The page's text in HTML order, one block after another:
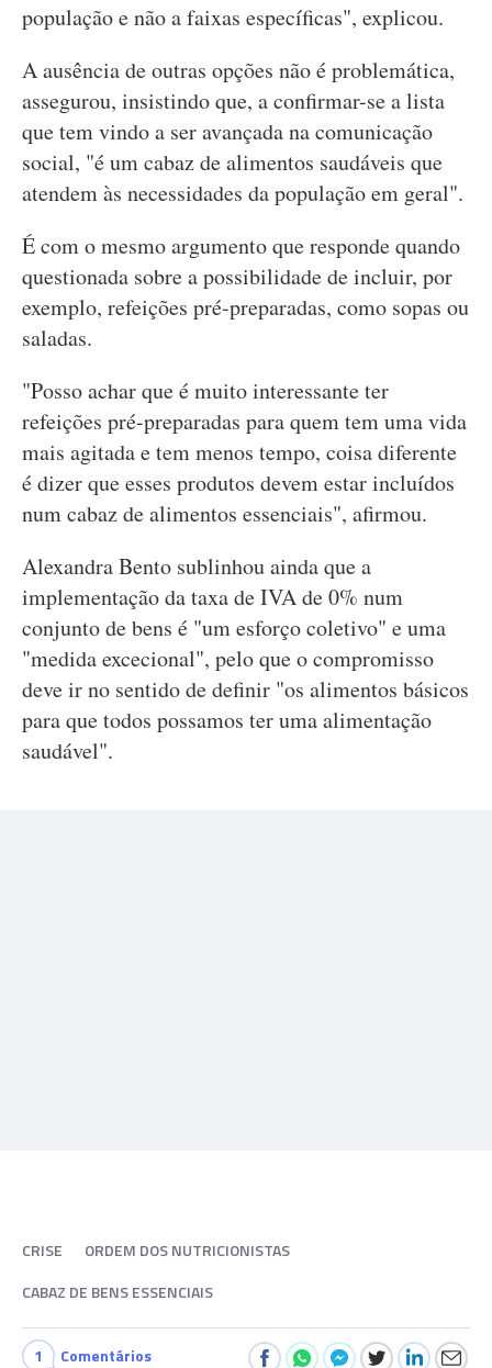
população e não a faixas específicas", explicou.
A ausência de outras opções não é problemática,
assegurou, insistindo que, a confirmar-se a lista
que tem vindo a ser avançada na comunicação
social, "é um cabaz de alimentos saudáveis que
atendem às necessidades da população em geral".
É com o mesmo argumento que responde quando
questionada sobre a possibilidade de incluir, por
exemplo, refeições pré-preparadas, como sopas ou
saladas.
"Posso achar que é muito interessante ter
refeições pré-preparadas para quem tem uma vida
mais agitada e tem menos tempo, coisa diferente
é dizer que esses produtos devem estar incluídos
num cabaz de alimentos essenciais", afirmou.
Alexandra Bento sublinhou ainda que a
implementação da taxa de IVA de 0% num
conjunto de bens é "um esforço coletivo" e uma
"medida excecional", pelo que o compromisso
deve ir no sentido de definir "os alimentos básicos
para que todos possamos ter uma alimentação
saudável".
CRISE
ORDEM DOS NUTRICIONISTAS
CABAZ DE BENS ESSENCIAIS
1 Comentários